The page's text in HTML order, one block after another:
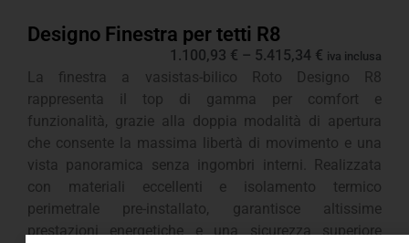
Designo Finestra per tetti R8
1.100,93 € – 5.415,34 € iva inclusa
La finestra a vasistas-bilico Roto Designo R8
rappresenta il top di gamma per comfort e
funzionalità, grazie alla doppia modalità di apertura
che consente la massima libertà di movimento e una
vista panoramica senza ingombri interni. Realizzata
con materiali eccellenti e isolamento termico
perimetrale pre-installato, garantisce altissime
prestazioni energetiche e una sicurezza superiore